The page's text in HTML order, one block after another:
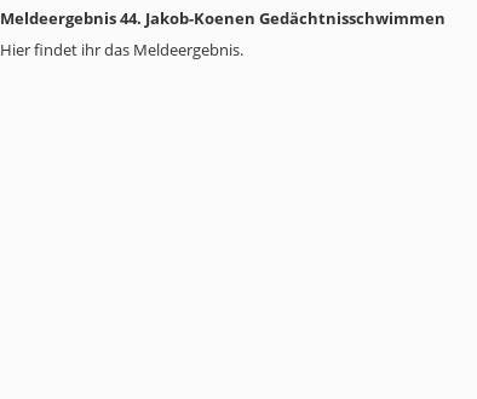
Meldeergebnis 44. Jakob-Koenen Gedächtnisschwimmen
Hier findet ihr das Meldeergebnis.